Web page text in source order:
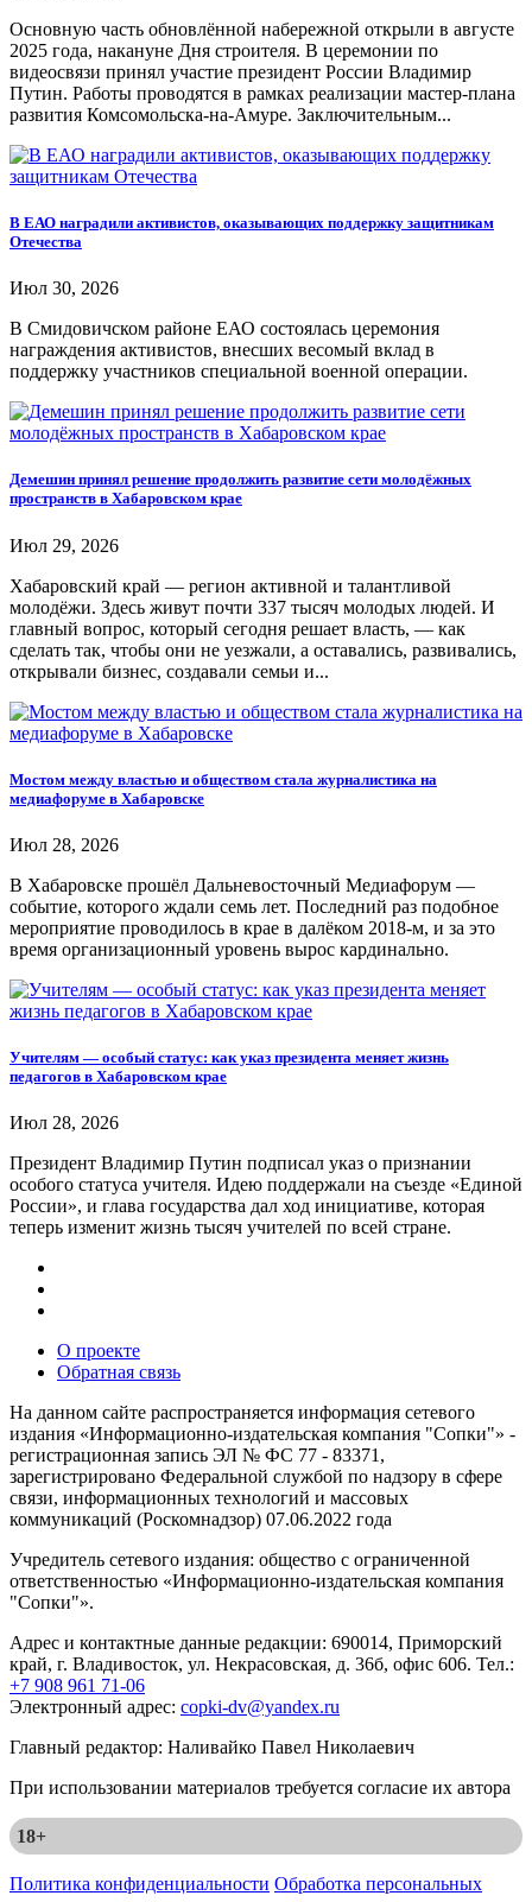
Основную часть обновлённой набережной открыли в августе
2025 года, накануне Дня строителя. В церемонии по
видеосвязи принял участие президент России Владимир
Путин. Работы проводятся в рамках реализации мастер-плана
развития Комсомольска-на-Амуре. Заключительным...
В ЕАО наградили активистов, оказывающих поддержку защитникам
Отечества
Июл 30, 2026
В Смидовичском районе ЕАО состоялась церемония
награждения активистов, внесших весомый вклад в
поддержку участников специальной военной операции.
Демешин принял решение продолжить развитие сети молодёжных
пространств в Хабаровском крае
Июл 29, 2026
Хабаровский край — регион активной и талантливой
молодёжи. Здесь живут почти 337 тысяч молодых людей. И
главный вопрос, который сегодня решает власть, — как
сделать так, чтобы они не уезжали, а оставались, развивались,
открывали бизнес, создавали семьи и...
Мостом между властью и обществом стала журналистика на
медиафоруме в Хабаровске
Июл 28, 2026
В Хабаровске прошёл Дальневосточный Медиафорум —
событие, которого ждали семь лет. Последний раз подобное
мероприятие проводилось в крае в далёком 2018-м, и за это
время организационный уровень вырос кардинально.
Учителям — особый статус: как указ президента меняет жизнь
педагогов в Хабаровском крае
Июл 28, 2026
Президент Владимир Путин подписал указ о признании
особого статуса учителя. Идею поддержали на съезде «Единой
России», и глава государства дал ход инициативе, которая
теперь изменит жизнь тысяч учителей по всей стране.
О проекте
Обратная связь
На данном сайте распространяется информация сетевого
издания «Информационно-издательская компания "Сопки"» -
регистрационная запись ЭЛ № ФС 77 - 83371,
зарегистрировано Федеральной службой по надзору в сфере
связи, информационных технологий и массовых
коммуникаций (Роскомнадзор) 07.06.2022 года
Учредитель сетевого издания: общество с ограниченной
ответственностью «Информационно-издательская компания
"Сопки"».
Адрес и контактные данные редакции: 690014, Приморский
край, г. Владивосток, ул. Некрасовская, д. 36б, офис 606. Тел.:
+7 908 961 71-06
Электронный адрес: copki-dv@yandex.ru
Главный редактор: Наливайко Павел Николаевич
При использовании материалов требуется согласие их автора
18+
Политика конфиденциальности Обработка персональных